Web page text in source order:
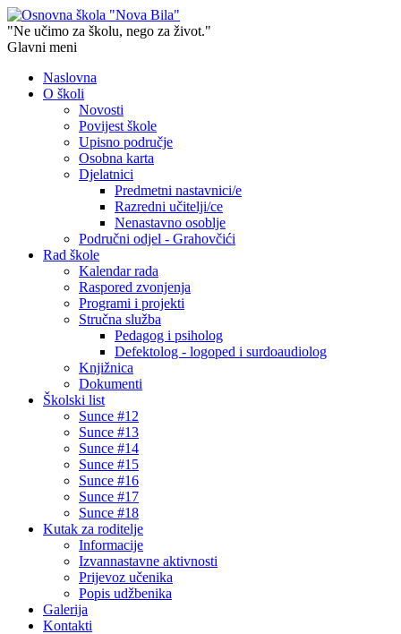
"Ne učimo za školu, nego za život."
Glavni meni
Naslovna
O školi
Novosti
Povijest škole
Upisno područje
Osobna karta
Djelatnici
Predmetni nastavnici/e
Razredni učitelji/ce
Nenastavno osoblje
Područni odjel - Grahovčići
Rad škole
Kalendar rada
Raspored zvonjenja
Programi i projekti
Stručna služba
Pedagog i psiholog
Defektolog - logoped i surdoaudiolog
Knjižnica
Dokumenti
Školski list
Sunce #12
Sunce #13
Sunce #14
Sunce #15
Sunce #16
Sunce #17
Sunce #18
Kutak za roditelje
Informacije
Izvannastavne aktivnosti
Prijevoz učenika
Popis udžbenika
Galerija
Kontakti